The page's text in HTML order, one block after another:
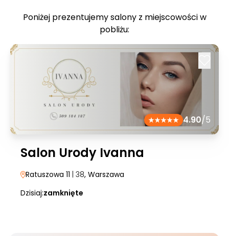
Poniżej prezentujemy salony z miejscowości w
pobliżu:
4.90/5
Salon Urody Ivanna
Ratuszowa 11 | 38, Warszawa
Dzisiaj:zamknięte